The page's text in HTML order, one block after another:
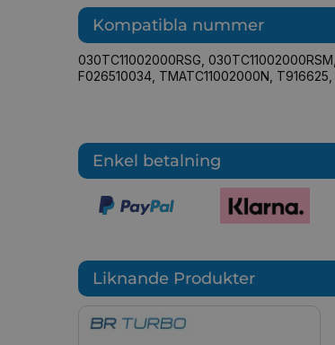
Kompatibla nummer
030TC11002000RSG 030TC11002000RSM
F026510034 TMATC11002000N T916625
Enkel betalning
Liknande Produkter